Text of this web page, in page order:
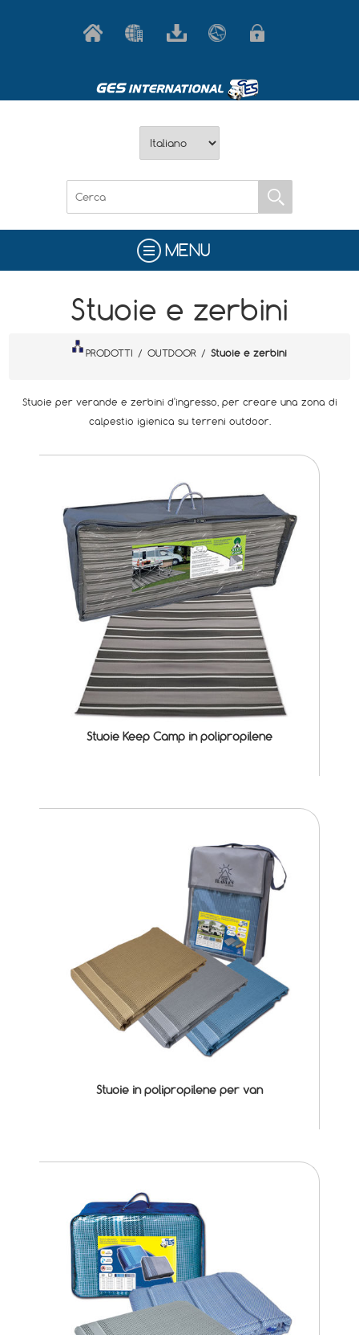
MENU
Stuoie e zerbini
PRODOTTI / OUTDOOR / Stuoie e zerbini
Stuoie per verande e zerbini d'ingresso, per creare una zona di
calpestio igienica su terreni outdoor.
Stuoie Keep Camp in polipropilene
Stuoie in polipropilene per van